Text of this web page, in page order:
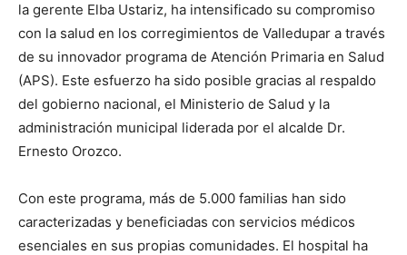
la gerente Elba Ustariz, ha intensificado su compromiso
con la salud en los corregimientos de Valledupar a través
de su innovador programa de Atención Primaria en Salud
(APS). Este esfuerzo ha sido posible gracias al respaldo
del gobierno nacional, el Ministerio de Salud y la
administración municipal liderada por el alcalde Dr.
Ernesto Orozco.
Con este programa, más de 5.000 familias han sido
caracterizadas y beneficiadas con servicios médicos
esenciales en sus propias comunidades. El hospital ha